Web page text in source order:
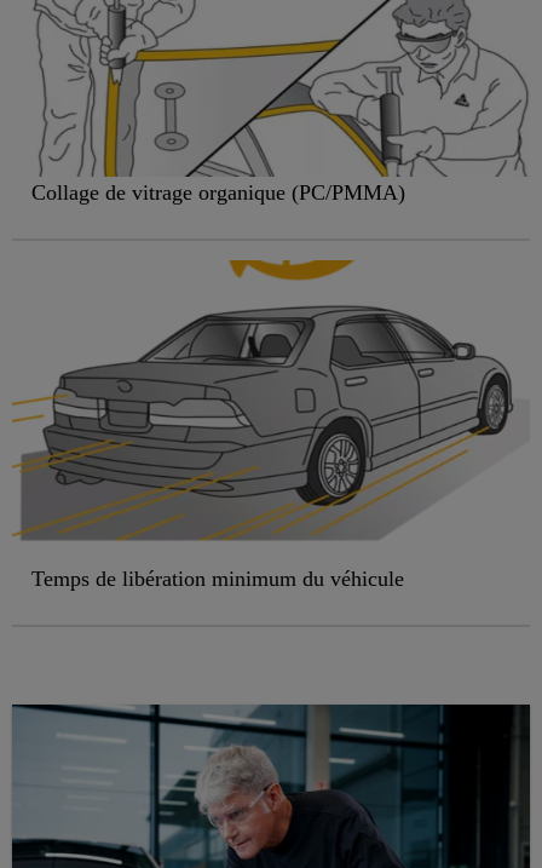
Collage de vitrage organique (PC/PMMA)
Temps de libération minimum du véhicule